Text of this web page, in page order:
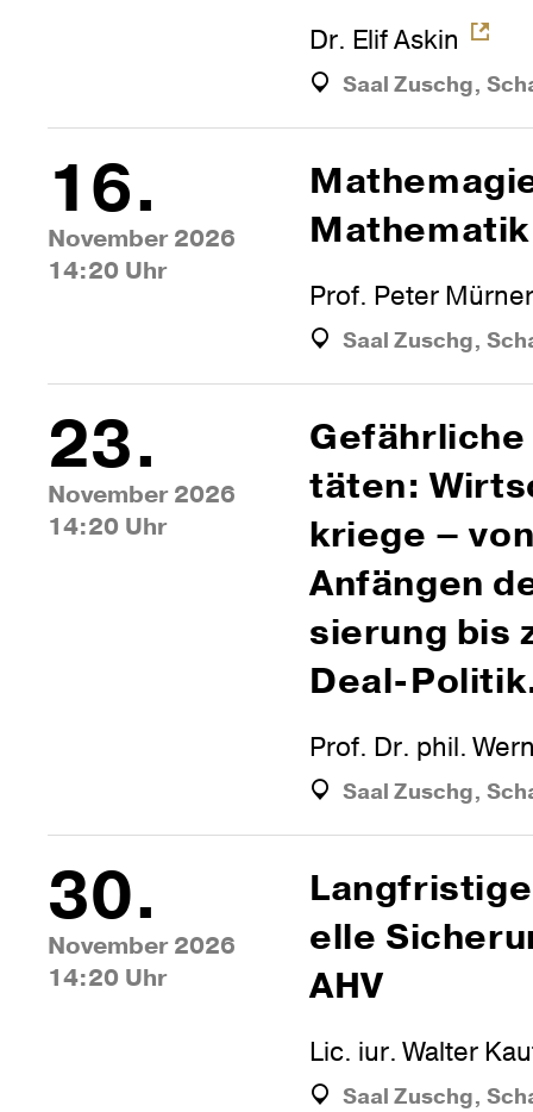
Dr. Elif Askin
Saal Zuschg,
16.
November 2026
14:20 Uhr
Prof. Peter Mürner
Saal Zuschg,
23.
November 2026
14:20 Uhr
täten:
kriege –
Anfängen
sie­rung bis
Deal-
Prof. Dr. phil.
Saal Zuschg,
30.
November 2026
14:20 Uhr
elle
AHV
Lic. iur. Walter
Saal Zuschg,